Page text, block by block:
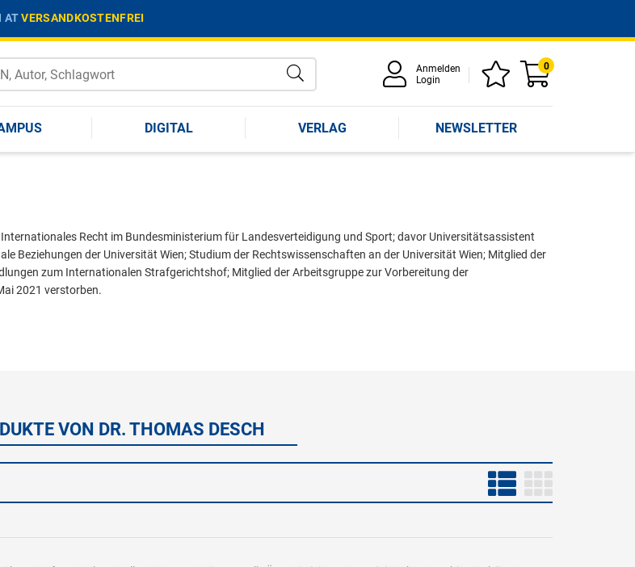
ATVERSANDKOSTENFREI
Anmelden
Login
0
DIGITAL VERLAG NEWSLETTER
Recht im Bundesministerium für Landesverteidigung und Sport; davor Universitätsassistent
Beziehungen der Universität Wien; Studium der Rechtswissenschaften an der Universität Wien; Mitglied der
zum Internationalen Strafgerichtshof; Mitglied der Arbeitsgruppe zur Vorbereitung der
2021 verstorben.
VON DR. THOMAS DESCH